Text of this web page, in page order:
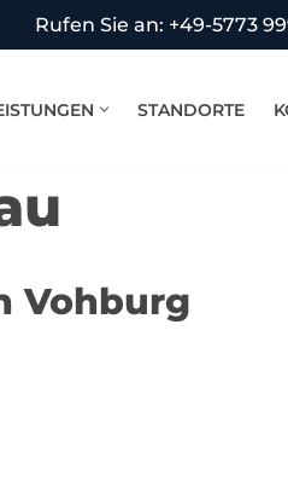
Rufen Sie an: +49-5773
STANDORTE
Vohburg